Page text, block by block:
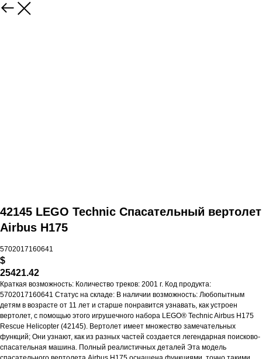
42145 LEGO Technic Спасательный вертолет
Airbus H175
5702017160641
$
25421.42
Краткая возможность: Количество треков: 2001 г. Код продукта:
5702017160641 Статус на складе: В наличии возможность: Любопытным
детям в возрасте от 11 лет и старше понравится узнавать, как устроен
вертолет, с помощью этого игрушечного набора LEGO® Technic Airbus H175
Rescue Helicopter (42145). Вертолет имеет множество замечательных
функций; Они узнают, как из разных частей создается легендарная поисково-
спасательная машина. Полный реалистичных деталей Эта модель